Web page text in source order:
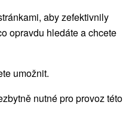
aby zefektivnily
opravdu hledáte a chcete
umožnit.
nutné pro provoz této